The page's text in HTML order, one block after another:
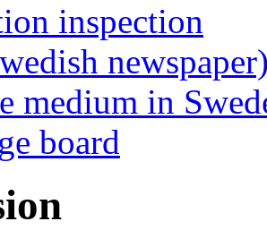
inspection
medium in
board